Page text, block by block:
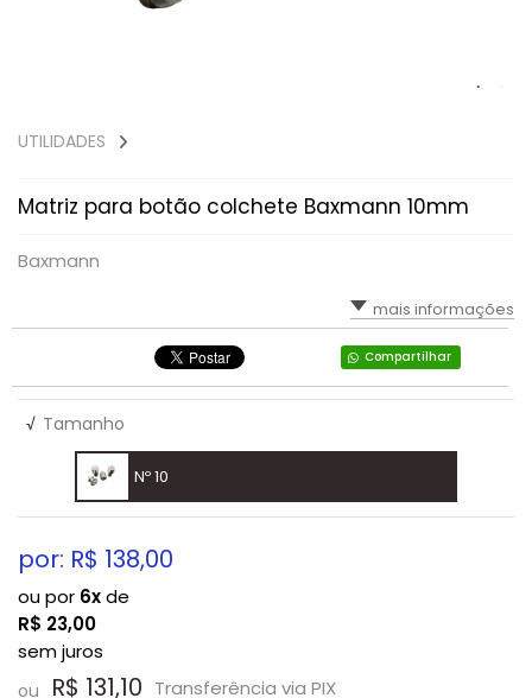
UTILIDADES
Matriz para botão colchete Baxmann 10mm
Baxmann
mais informações
Compartilhar
√ Tamanho
Nº 10
por: R$ 138,00
ou por 6xde
R$ 23,00
sem juros
ou R$ 131,10 Transferência via PIX